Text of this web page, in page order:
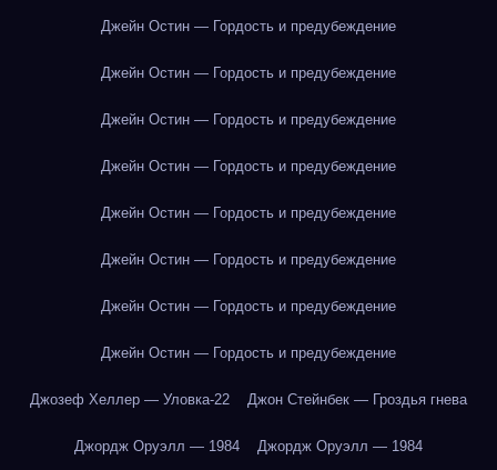
Джейн Остин — Гордость и предубеждение
Джейн Остин — Гордость и предубеждение
Джейн Остин — Гордость и предубеждение
Джейн Остин — Гордость и предубеждение
Джейн Остин — Гордость и предубеждение
Джейн Остин — Гордость и предубеждение
Джейн Остин — Гордость и предубеждение
Джейн Остин — Гордость и предубеждение
Джозеф Хеллер — Уловка-22 Джон Стейнбек — Гроздья гнева
Джордж Оруэлл — 1984 Джордж Оруэлл — 1984